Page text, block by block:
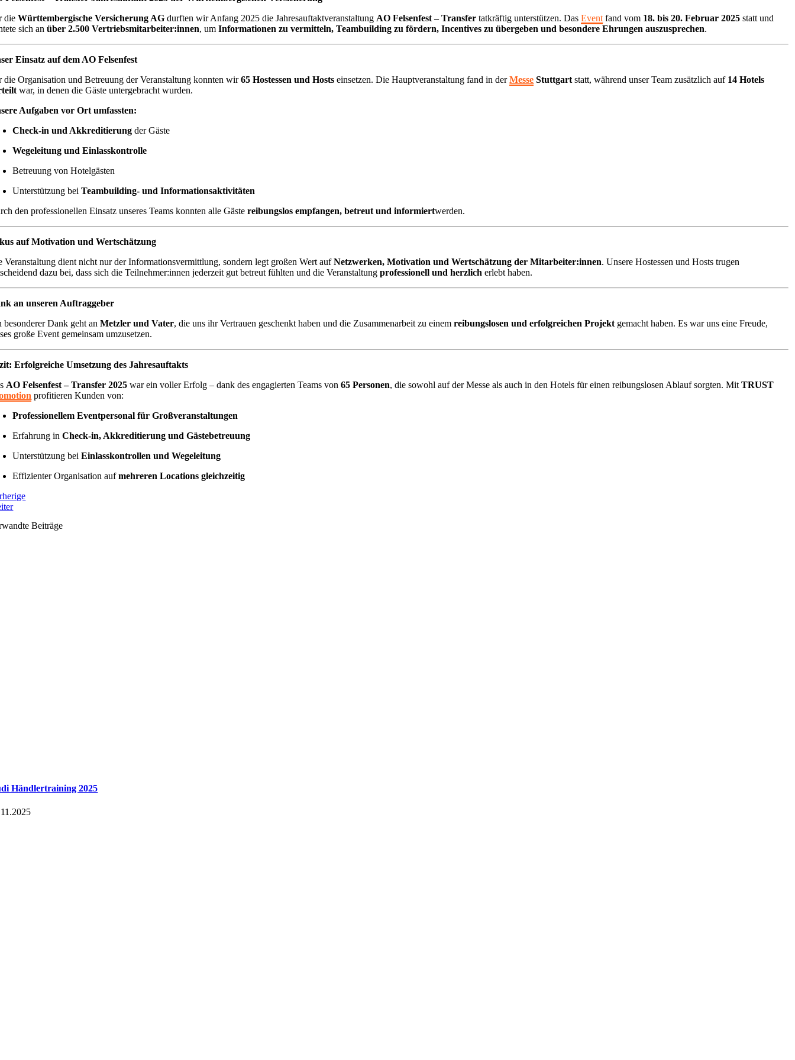
dieWürttembergische Versicherung AG durften wir Anfang 2025 die Jahresauftaktveranstaltung AO Felsenfest – Transfer tatkräftig unterstützen. DasEvent fand vom 18. bis 20. Februar 2025 statt und
sich anüber 2.500 Vertriebsmitarbeiter:innen, umInformationen zu vermitteln, Teambuilding zu fördern, Incentives zu übergeben und besondere Ehrungen auszusprechen.
Einsatz auf dem AO Felsenfest
die Organisation und Betreuung der Veranstaltung konnten wir65 Hostessen und Hosts einsetzen. Die Hauptveranstaltung fand in derMesse Stuttgart statt, während unser Team zusätzlich auf 14 Hotels
war, in denen die Gäste untergebracht wurden.
Aufgaben vor Ort umfassten:
Check-in und Akkreditierung der Gäste
Wegeleitung und Einlasskontrolle
Betreuung von Hotelgästen
Unterstützung beiTeambuilding- und Informationsaktivitäten
den professionellen Einsatz unseres Teams konnten alle Gästereibungslos empfangen, betreut und informiertwerden.
auf Motivation und Wertschätzung
Veranstaltung dient nicht nur der Informationsvermittlung, sondern legt großen Wert aufNetzwerken, Motivation und Wertschätzung der Mitarbeiter:innen. Unsere Hostessen und Hosts trugen
dazu bei, dass sich die Teilnehmer:innen jederzeit gut betreut fühlten und die Veranstaltungprofessionell und herzlich erlebt haben.
an unseren Auftraggeber
besonderer Dank geht anMetzler und Vater, die uns ihr Vertrauen geschenkt haben und die Zusammenarbeit zu einemreibungslosen und erfolgreichen Projekt gemacht haben. Es war uns eine Freude,
große Event gemeinsam umzusetzen.
Erfolgreiche Umsetzung des Jahresauftakts
AO Felsenfest – Transfer 2025 war ein voller Erfolg – dank des engagierten Teams von65 Personen, die sowohl auf der Messe als auch in den Hotels für einen reibungslosen Ablauf sorgten. MitTRUST
profitieren Kunden von:
Professionellem Eventpersonal für Großveranstaltungen
Erfahrung inCheck-in, Akkreditierung und Gästebetreuung
Unterstützung beiEinlasskontrollen und Wegeleitung
Effizienter Organisation aufmehreren Locations gleichzeitig
Beiträge
Händlertraining 2025